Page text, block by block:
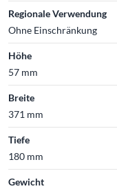
Regionale Verwendung
Ohne Einschränkung
Höhe
57 mm
Breite
371 mm
Tiefe
180 mm
Gewicht